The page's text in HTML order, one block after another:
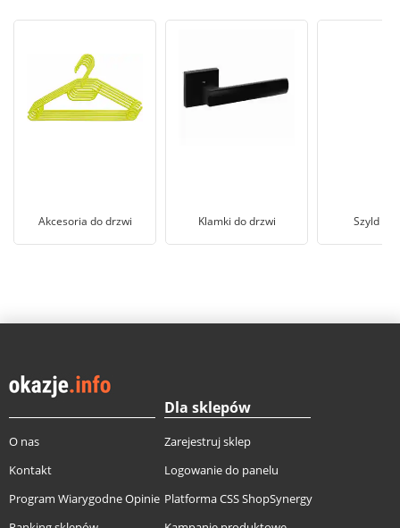
Akcesoria do drzwi Klamki do drzwi Szyld do
O nas
Kontakt
Program Wiarygodne Opinie
Dla sklepów
Zarejestruj sklep
Logowanie do panelu
Platforma CSS ShopSynergy